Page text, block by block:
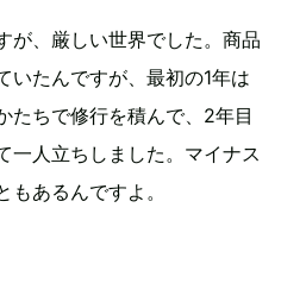
が、厳しい世界でした。商品
いたんですが、最初の1年は
たちで修行を積んで、2年目
一人立ちしました。マイナス
あるんですよ。